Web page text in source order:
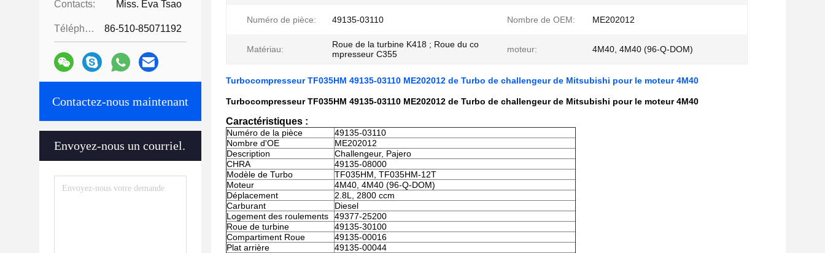
Contacts: Miss. Eva Tsao
Téléphone: 86-510-85071192
Contactez-nous maintenant
Envoyez-nous un courriel.
Numéro de pièce: 49135-03110 Nombre de OEM: ME202012
Matériau:
Roue de la turbine K418 ; Roue du co
mpresseur C355
moteur: 4M40, 4M40 (96-Q-DOM)
Turbocompresseur TF035HM 49135-03110 ME202012 de Turbo de challengeur de Mitsubishi pour le moteur 4M40
Turbocompresseur TF035HM 49135-03110 ME202012 de Turbo de challengeur de Mitsubishi pour le moteur 4M40
Caractéristiques :
Numéro de la pièce
49135-03110
Nombre d'OE
ME202012
Description
Challengeur, Pajero
CHRA
49135-08000
Modèle de Turbo
TF035HM, TF035HM-12T
Moteur
4M40, 4M40 (96-Q-DOM)
Déplacement
2.8L, 2800 ccm
Carburant
Diesel
Logement des roulements
49377-25200
Roue de turbine
49135-30100
Compartiment Roue
49135-00016
Plat arrière
49135-00044